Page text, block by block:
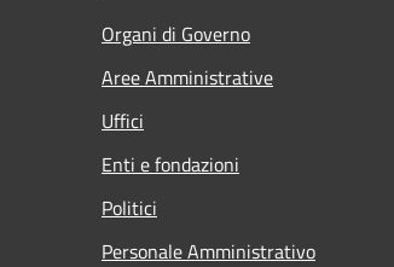
Organi di Governo
Aree Amministrative
Uffici
Enti e fondazioni
Politici
Personale Amministrativo